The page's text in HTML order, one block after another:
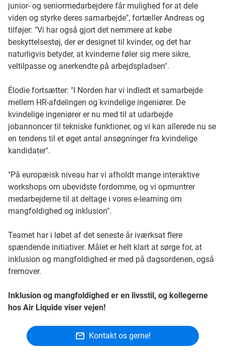
junior- og seniormedarbejdere får mulighed for at dele
viden og styrke deres samarbejde", fortæller Andreas og
tilføjer: "Vi har også gjort det nemmere at købe
beskyttelsestøj, der er designet til kvinder, og det har
naturligvis betyder, at kvinderne føler sig mere sikre,
veltilpasse og anerkendte på arbejdspladsen".
Élodie fortsætter: "I Norden har vi indledt et samarbejde
mellem HR-afdelingen og kvindelige ingeniører. De
kvindelige ingeniører er nu med til at udarbejde
jobannoncer til tekniske funktioner, og vi kan allerede nu se
en tendens til et øget antal ansøgninger fra kvindelige
kandidater".
"På europæisk niveau har vi afholdt mange interaktive
workshops om ubevidste fordomme, og vi opmuntrer
medarbejderne til at deltage i vores e-learning om
mangfoldighed og inklusion".
Teamet har i løbet af det seneste år iværksat flere
spændende initiativer. Målet er helt klart at sørge for, at
inklusion og mangfoldighed er med på dagsordenen, også
fremover.
Inklusion og mangfoldighed er en livsstil, og kollegerne
hos Air Liquide viser vejen!
Kontakt os gerne!